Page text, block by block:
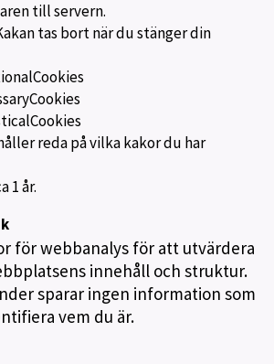
till servern.
tas bort när du stänger din
reda på vilka kakor du har
1 år.
för webbanalys för att utvärdera
innehåll och struktur.
sparar ingen information som
vem du är.